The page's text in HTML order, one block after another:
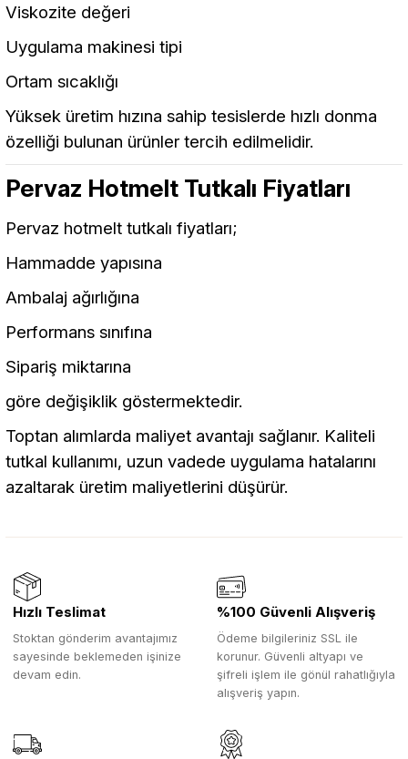
Viskozite değeri
Uygulama makinesi tipi
Ortam sıcaklığı
Yüksek üretim hızına sahip tesislerde hızlı donma
özelliği bulunan ürünler tercih edilmelidir.
Pervaz Hotmelt Tutkalı Fiyatları
Pervaz hotmelt tutkalı fiyatları;
Hammadde yapısına
Ambalaj ağırlığına
Performans sınıfına
Sipariş miktarına
göre değişiklik göstermektedir.
Toptan alımlarda maliyet avantajı sağlanır. Kaliteli
tutkal kullanımı, uzun vadede uygulama hatalarını
azaltarak üretim maliyetlerini düşürür.
Hızlı Teslimat
Stoktan gönderim avantajımız
sayesinde beklemeden işinize
devam edin.
%100 Güvenli Alışveriş
Ödeme bilgileriniz SSL ile
korunur. Güvenli altyapı ve
şifreli işlem ile gönül rahatlığıyla
alışveriş yapın.